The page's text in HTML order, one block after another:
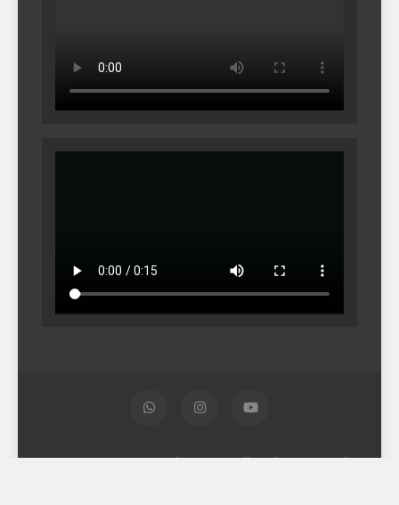
© SMP Negeri 2 Gondangrejo - All Rights Reserved -